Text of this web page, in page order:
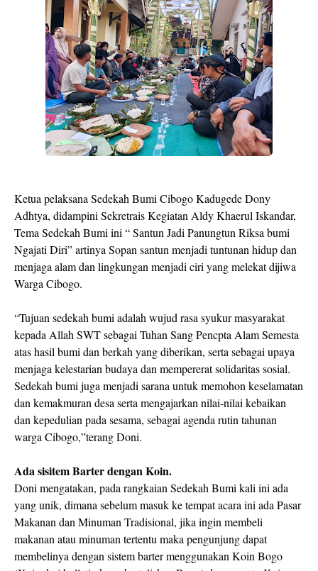
Ketua pelaksana Sedekah Bumi Cibogo Kadugede Dony
Adhtya, didampini Sekretrais Kegiatan Aldy Khaerul Iskandar,
Tema Sedekah Bumi ini “ Santun Jadi Panungtun Riksa bumi
Ngajati Diri” artinya Sopan santun menjadi tuntunan hidup dan
menjaga alam dan lingkungan menjadi ciri yang melekat dijiwa
Warga Cibogo.
“Tujuan sedekah bumi adalah wujud rasa syukur masyarakat
kepada Allah SWT sebagai Tuhan Sang Pencpta Alam Semesta
atas hasil bumi dan berkah yang diberikan, serta sebagai upaya
menjaga kelestarian budaya dan mempererat solidaritas sosial.
Sedekah bumi juga menjadi sarana untuk memohon keselamatan
dan kemakmuran desa serta mengajarkan nilai-nilai kebaikan
dan kepedulian pada sesama, sebagai agenda rutin tahunan
warga Cibogo,”terang Doni.
Ada sisitem Barter dengan Koin.
Doni mengatakan, pada rangkaian Sedekah Bumi kali ini ada
yang unik, dimana sebelum masuk ke tempat acara ini ada Pasar
Makanan dan Minuman Tradisional, jika ingin membeli
makanan atau minuman tertentu maka pengunjung dapat
membelinya dengan sistem barter menggunakan Koin Bogo